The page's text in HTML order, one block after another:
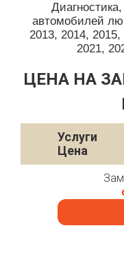
автомобилей
2013, 2014,
2021,
ЦЕНА НА
Услуги
Цена